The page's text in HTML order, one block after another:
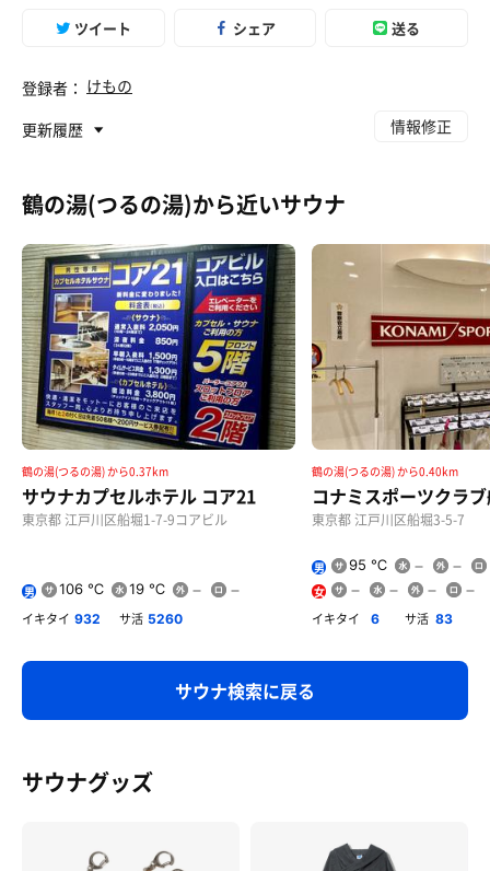
ツイート シェア 送る
登録者： けもの
更新履歴
情報修正
鶴の湯(つるの湯)から近いサウナ
鶴の湯(つるの湯) から0.37km
サウナカプセルホテル コア21
東京都 江戸川区船堀1-7-9コアビル
男 106 ℃ 19 ℃
イキタイ 932 サ活 5260
鶴の湯(つるの湯) から0.40km
コナミスポーツクラ
東京都 江戸川区船堀3-5-7
男 95 ℃
女
イキタイ 6 サ活 83
サウナ検索に戻る
サウナグッズ